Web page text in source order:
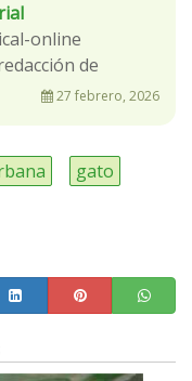
online
de
27 febrero, 2026
gato